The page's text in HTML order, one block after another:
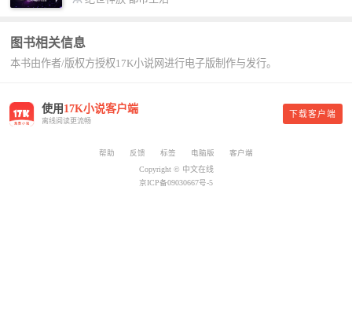
平凡魔术师,或者搜索：pingfanmoshushi1982,公众
呢？” “回杨总，开车太堵，已经给你安排了直升
机。” 从此，开启杨小天的百亿富翁之旅，只有他不
图书相关信息
本书由作者/版权方授权17K小说网进行电子版制作与发行。
使用 17K小说客户端
离线阅读更流畅
下载客户端
帮助 反馈 标签 电脑版
客户端
Copyright © 中文在线
京ICP备09030667号-5